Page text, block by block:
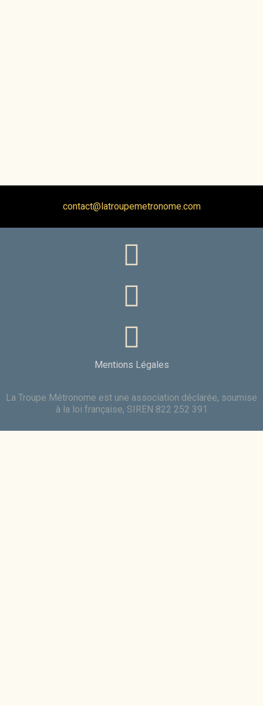
contact@latroupemetronome.com
Mentions Légales
La Troupe Métronome est une association déclarée, soumise
à la loi française, SIREN 822 252 391